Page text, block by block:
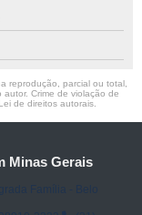
reprodução, parcial ou total,
Crime de violação de
de direitos autorais
Minas Gerais